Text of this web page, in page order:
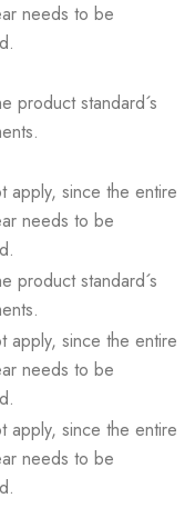
needs to be
product standard´s
apply, since the entire
needs to be
product standard´s
apply, since the entire
needs to be
apply, since the entire
needs to be